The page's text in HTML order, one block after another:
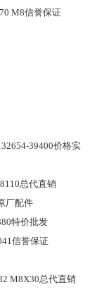
M8信誉保证
39400价格实
总代直销
厂配件
特价批发
信誉保证
M8X30总代直销